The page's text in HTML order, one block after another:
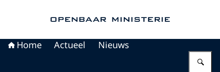
Home Actueel Nieuws